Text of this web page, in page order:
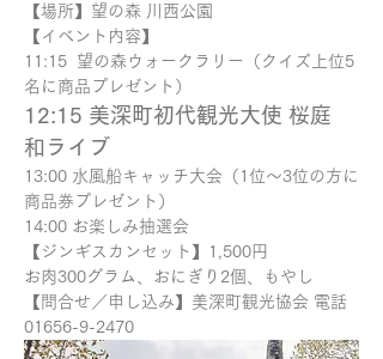
【場所】望の森 川西公園
【イベント内容】
11:15  望の森ウォークラリー（クイズ上位5
名に商品プレゼント）
12:15 美深町初代観光大使 桜庭
和ライブ
13:00 水風船キャッチ大会（1位～3位の方に
商品券プレゼント）
14:00 お楽しみ抽選会
【ジンギスカンセット】1,500円
お肉300グラム、おにぎり2個、もやし
【問合せ／申し込み】美深町観光協会 電話
01656-9-2470